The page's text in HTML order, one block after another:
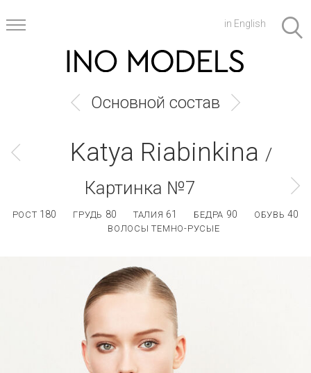
in English
Основной состав
Katya Riabinkina /
Картинка №7
РОСТ 180 ГРУДЬ 80 ТАЛИЯ 61 БЕДРА 90 ОБУВЬ40
ВОЛОСЫ ТЕМНО-РУСЫЕ